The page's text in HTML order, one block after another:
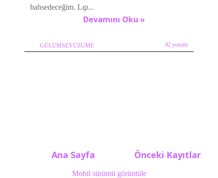
bahsedeceğim. Lıp...
Devamını Oku »
GÜLÜMSEYÜZÜME 42 yorum:
Önceki Kayıtlar
Ana Sayfa
Mobil sürümü görüntüle